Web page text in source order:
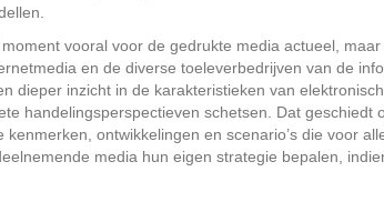
vooral voor de gedrukte media actueel,
en de diverse toeleverbedrijven van de
dieper inzicht in de karakteristieken van
handelingsperspectieven schetsen. Dat geschiedt
ontwikkelingen en scenario’s die voor
media hun eigen strategie bepalen,